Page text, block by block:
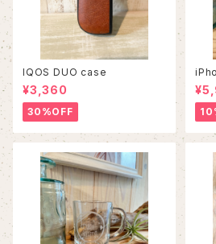
IQOS DUO case
¥3,360
30%OFF